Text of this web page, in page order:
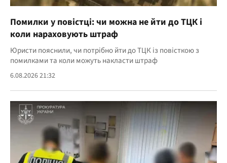
Помилки у повістці: чи можна не йти до ТЦК і
коли нараховують штраф
Юристи пояснили, чи потрібно йти до ТЦК із повісткою з
помилками та коли можуть накласти штраф
6.08.2026 21:32